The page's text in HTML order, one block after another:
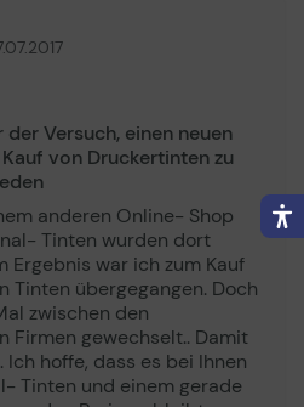
Ja
1 x 339 / 1 x 2.185 / 3 x
450
Ja
der Versuch, einen neuen
von Druckertinten zu
anderen Online- Shop
Tinten wurden dort
Ergebnis war ich zum Kauf
Tinten übergegangen. Doch
zwischen den
Firmen gewechselt.. Damit
hoffe, dass es bei Ihnen
Tinten und einem gerade